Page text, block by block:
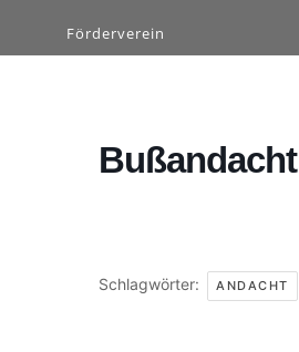
Förderverein
Schlagwörter: ANDACHT